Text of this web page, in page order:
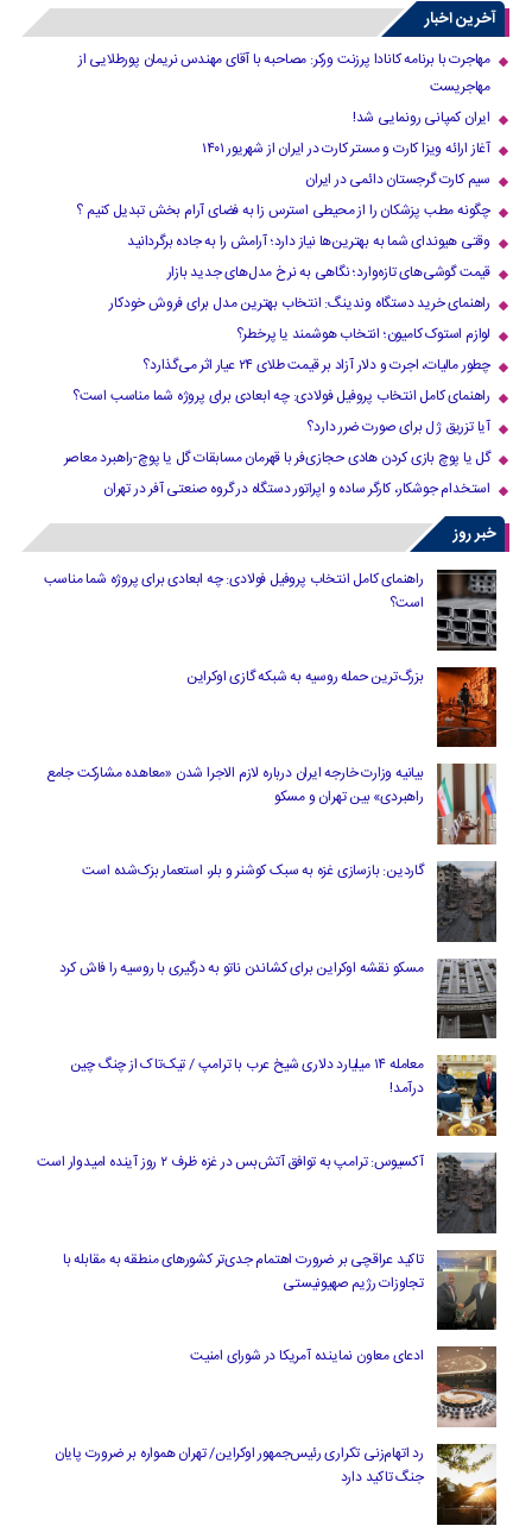
آخرین اخبار
مهاجرت با برنامه کانادا پرزنت ورکر: مصاحبه با آقای مهندس نریمان پورطلایی از
مهاجریست
ایران کمپانی رونمایی شد!
آغاز ارائه ویزا کارت و مستر کارت در ایران از شهریور ۱۴۰۱
سیم کارت گرجستان دائمی در ایران
چگونه مطب پزشکان را از محیطی استرس زا به فضای آرام بخش تبدیل کنیم ؟
وقتی هیوندای شما به بهترین‌ها نیاز دارد؛ آرامش را به جاده برگردانید
قیمت گوشی‌های تازه‌وارد؛ نگاهی به نرخ مدل‌های جدید بازار
راهنمای خرید دستگاه وندینگ: انتخاب بهترین مدل برای فروش خودکار
لوازم استوک کامیون؛ انتخاب هوشمند یا پرخطر؟
چطور مالیات، اجرت و دلار آزاد بر قیمت طلای ۲۴ عیار اثر می‌گذارد؟
راهنمای کامل انتخاب پروفیل فولادی: چه ابعادی برای پروژه شما مناسب است؟
آیا تزریق ژل برای صورت ضرر دارد​؟
گل یا پوچ بازی کردن هادی حجازی‌فر با قهرمان مسابقات گل یا پوچ-راهبرد معاصر
استخدام جوشکار، کارگر ساده و اپراتور دستگاه در گروه صنعتی آفر در تهران
خبر روز
راهنمای کامل انتخاب پروفیل فولادی: چه ابعادی برای پروژه شما مناسب
است؟
بزرگ‌ترین حمله روسیه به شبکه گازی اوکراین
بیانیه وزارت خارجه ایران درباره لازم‌ الاجرا شدن «معاهده مشارکت جامع
راهبردی» بین تهران و مسکو
گاردین: بازسازی غزه به سبک کوشنر و بلر، استعمار بزک‌شده است
مسکو نقشه اوکراین برای کشاندن ناتو به درگیری با روسیه را فاش کرد
معامله ۱۴ میلیارد دلاری شیخ عرب با ترامپ / تیک‌تاک از چنگ چین
درآمد!
آکسیوس: ترامپ به توافق آتش‌بس در غزه ظرف ۲ روز آینده امیدوار است
تاکید عراقچی بر ضرورت اهتمام جدی‌تر کشورهای منطقه به مقابله با
تجاوزات رژیم صهیونیستی
ادعای معاون نماینده آمریکا در شورای امنیت
رد اتهام‌زنی تکراری رئیس‌جمهور اوکراین/ تهران همواره بر ضرورت پایان
جنگ تاکید دارد